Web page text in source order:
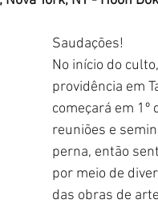
Saudações!
No início do
providência em
começará em 1º
reuniões e
perna, então
por meio de
das obras de